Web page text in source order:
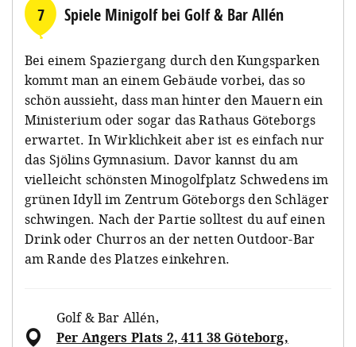
7 Spiele Minigolf bei Golf & Bar Allén
Bei einem Spaziergang durch den Kungsparken
kommt man an einem Gebäude vorbei, das so
schön aussieht, dass man hinter den Mauern ein
Ministerium oder sogar das Rathaus Göteborgs
erwartet. In Wirklichkeit aber ist es einfach nur
das Sjölins Gymnasium. Davor kannst du am
vielleicht schönsten Minogolfplatz Schwedens im
grünen Idyll im Zentrum Göteborgs den Schläger
schwingen. Nach der Partie solltest du auf einen
Drink oder Churros an der netten Outdoor-Bar
am Rande des Platzes einkehren.
Golf & Bar Allén,
Per Angers Plats 2, 411 38 Göteborg,